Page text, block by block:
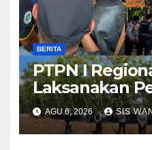
BERITA
PTPN I
Laksanakan
Pengamanan
Perusahaan
Mumbul dan
AGU 6, 2026 SIS